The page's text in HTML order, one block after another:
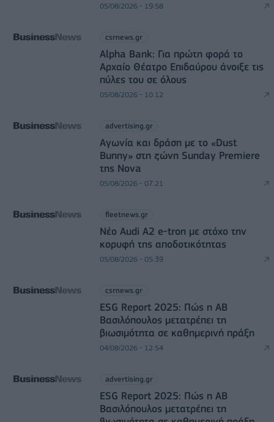
05/08/2026 - 19:58
csrnews.gr
Alpha Bank: Για πρώτη φορά το
Αρχαίο Θέατρο Επιδαύρου άνοιξε τις
πύλες του σε όλους
05/08/2026 - 10:12
advertising.gr
Αγωνία και δράση με το «Dust
Bunny» στη ζώνη Sunday Premiere
της Nova
05/08/2026 - 07:21
fleetnews.gr
Νέο Audi A2 e-tron με στόχο την
κορυφή της αποδοτικότητας
05/08/2026 - 05:39
csrnews.gr
ESG Report 2025: Πώς η ΑΒ
Βασιλόπουλος μετατρέπει τη
βιωσιμότητα σε καθημερινή πράξη
04/08/2026 - 12:54
advertising.gr
ESG Report 2025: Πώς η ΑΒ
Βασιλόπουλος μετατρέπει τη